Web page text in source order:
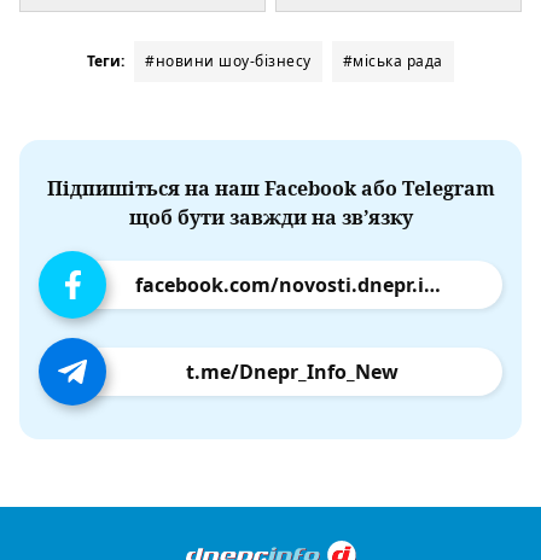
Теги: #новини шоу-бізнесу #міська рада
Підпишіться на наш Facebook або Telegram
щоб бути завжди на зв’язку
facebook.com/novosti.dnepr.info
t.me/Dnepr_Info_New